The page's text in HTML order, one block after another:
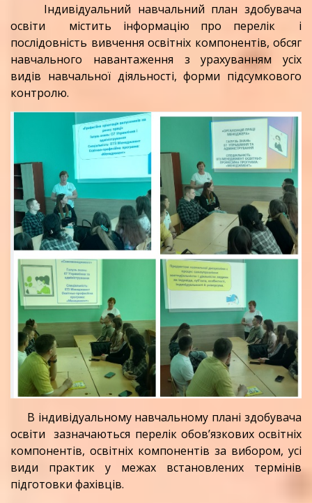
Індивідуальний навчальний план здобувача
освіти містить інформацію про перелік і
послідовність вивчення освітніх компонентів, обсяг
навчального навантаження з урахуванням усіх
видів навчальної діяльності, форми підсумкового
контролю.
В індивідуальному навчальному плані здобувача
освіти зазначаються перелік обов’язкових освітніх
компонентів, освітніх компонентів за вибором, усі
види практик у межах встановлених термінів
підготовки фахівців.